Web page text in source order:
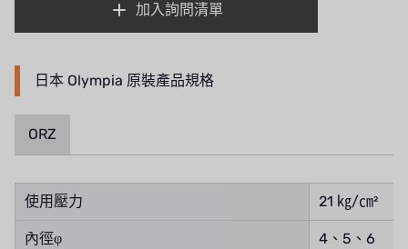
OLTREMARE
NIPCON
EGO
KATO
加入詢問清單
日本 Olympia 原裝產品規格
ORZ
使用壓力 21 ㎏/㎝²
內徑φ 4、5、6